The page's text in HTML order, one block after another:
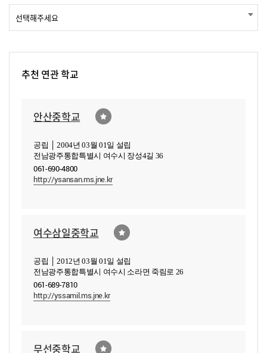
추천 연관 학교
안산중학교
공립 │ 2004년 03월 01일 설립
전남광주통합특별시 여수시 장성4길 36
061-690-4800
http://ysansan.ms.jne.kr
여수삼일중학교
공립 │ 2012년 03월 01일 설립
전남광주통합특별시 여수시 소라면 죽림로 26
061-689-7810
http://yssamil.ms.jne.kr
무선중학교